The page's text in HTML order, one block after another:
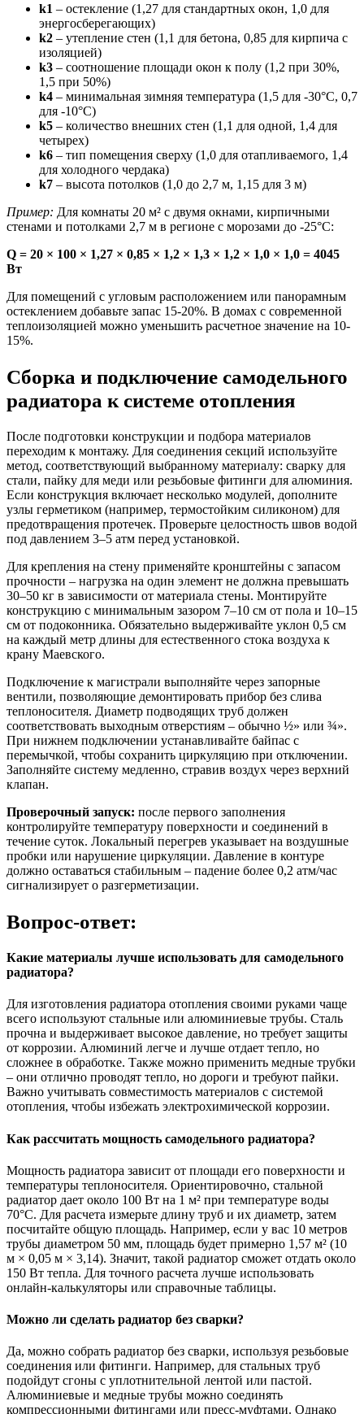
k1 – остекление (1,27 для стандартных окон, 1,0 для
энергосберегающих)
k2 – утепление стен (1,1 для бетона, 0,85 для кирпича с
изоляцией)
k3 – соотношение площади окон к полу (1,2 при 30%,
1,5 при 50%)
k4 – минимальная зимняя температура (1,5 для -30°C, 0,7
для -10°C)
k5 – количество внешних стен (1,1 для одной, 1,4 для
четырех)
k6 – тип помещения сверху (1,0 для отапливаемого, 1,4
для холодного чердака)
k7 – высота потолков (1,0 до 2,7 м, 1,15 для 3 м)
Пример: Для комнаты 20 м² с двумя окнами, кирпичными
стенами и потолками 2,7 м в регионе с морозами до -25°C:
Q = 20 × 100 × 1,27 × 0,85 × 1,2 × 1,3 × 1,2 × 1,0 × 1,0 = 4045
Вт
Для помещений с угловым расположением или панорамным
остеклением добавьте запас 15-20%. В домах с современной
теплоизоляцией можно уменьшить расчетное значение на 10-
15%.
Сборка и подключение самодельного
радиатора к системе отопления
После подготовки конструкции и подбора материалов
переходим к монтажу. Для соединения секций используйте
метод, соответствующий выбранному материалу: сварку для
стали, пайку для меди или резьбовые фитинги для алюминия.
Если конструкция включает несколько модулей, дополните
узлы герметиком (например, термостойким силиконом) для
предотвращения протечек. Проверьте целостность швов водой
под давлением 3–5 атм перед установкой.
Для крепления на стену применяйте кронштейны с запасом
прочности – нагрузка на один элемент не должна превышать
30–50 кг в зависимости от материала стены. Монтируйте
конструкцию с минимальным зазором 7–10 см от пола и 10–15
см от подоконника. Обязательно выдерживайте уклон 0,5 см
на каждый метр длины для естественного стока воздуха к
крану Маевского.
Подключение к магистрали выполняйте через запорные
вентили, позволяющие демонтировать прибор без слива
теплоносителя. Диаметр подводящих труб должен
соответствовать выходным отверстиям – обычно ½» или ¾».
При нижнем подключении устанавливайте байпас с
перемычкой, чтобы сохранить циркуляцию при отключении.
Заполняйте систему медленно, стравив воздух через верхний
клапан.
Проверочный запуск: после первого заполнения
контролируйте температуру поверхности и соединений в
течение суток. Локальный перегрев указывает на воздушные
пробки или нарушение циркуляции. Давление в контуре
должно оставаться стабильным – падение более 0,2 атм/час
сигнализирует о разгерметизации.
Вопрос-ответ:
Какие материалы лучше использовать для самодельного
радиатора?
Для изготовления радиатора отопления своими руками чаще
всего используют стальные или алюминиевые трубы. Сталь
прочна и выдерживает высокое давление, но требует защиты
от коррозии. Алюминий легче и лучше отдает тепло, но
сложнее в обработке. Также можно применить медные трубки
– они отлично проводят тепло, но дороги и требуют пайки.
Важно учитывать совместимость материалов с системой
отопления, чтобы избежать электрохимической коррозии.
Как рассчитать мощность самодельного радиатора?
Мощность радиатора зависит от площади его поверхности и
температуры теплоносителя. Ориентировочно, стальной
радиатор дает около 100 Вт на 1 м² при температуре воды
70°C. Для расчета измерьте длину труб и их диаметр, затем
посчитайте общую площадь. Например, если у вас 10 метров
трубы диаметром 50 мм, площадь будет примерно 1,57 м² (10
м × 0,05 м × 3,14). Значит, такой радиатор сможет отдать около
150 Вт тепла. Для точного расчета лучше использовать
онлайн-калькуляторы или справочные таблицы.
Можно ли сделать радиатор без сварки?
Да, можно собрать радиатор без сварки, используя резьбовые
соединения или фитинги. Например, для стальных труб
подойдут сгоны с уплотнительной лентой или пастой.
Алюминиевые и медные трубы можно соединять
компрессионными фитингами или пресс-муфтами. Однако